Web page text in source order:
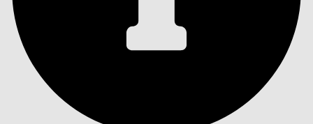
Innehållsförteckningar